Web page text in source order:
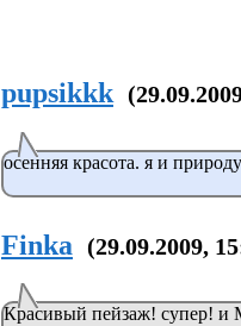
pupsikkk
осенняя красота. я и
Finka (29.09.2009,
Красивый пейзаж! супер! и